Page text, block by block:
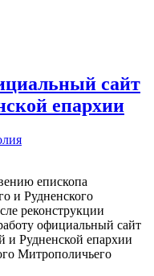
сайт
епархии
епископа
и Рудненского
реконструкции
официальный сайт
и Рудненской епархии
Митрополичьего